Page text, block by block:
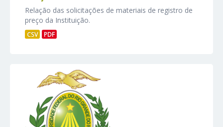
Relação das solicitações de materiais de registro de
preço da Instituição.
CSV PDF